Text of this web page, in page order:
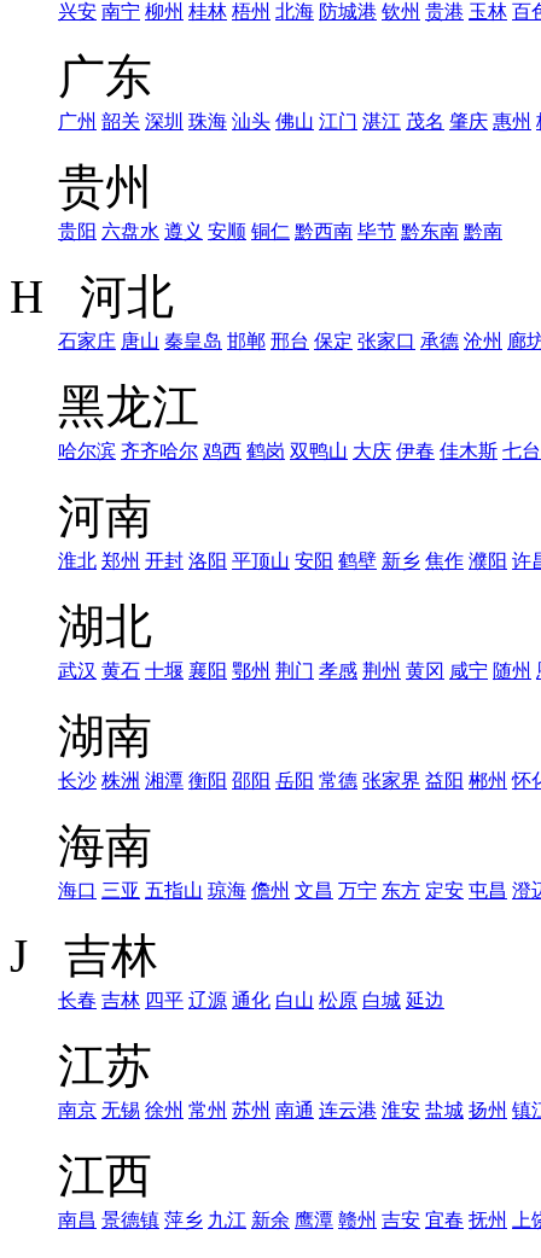
兴安 南宁 柳州 桂林 梧州 北海 防城港 钦州 贵港 玉林 百
广东
广州 韶关 深圳 珠海 汕头 佛山 江门 湛江 茂名 肇庆 惠州
贵州
贵阳 六盘水 遵义 安顺 铜仁 黔西南 毕节 黔东南 黔南
H 河北
石家庄 唐山 秦皇岛 邯郸 邢台 保定 张家口 承德 沧州 廊
黑龙江
哈尔滨 齐齐哈尔 鸡西 鹤岗 双鸭山 大庆 伊春 佳木斯 七
河南
淮北 郑州 开封 洛阳 平顶山 安阳 鹤壁 新乡 焦作 濮阳 许
湖北
武汉 黄石 十堰 襄阳 鄂州 荆门 孝感 荆州 黄冈 咸宁 随州
湖南
长沙 株洲 湘潭 衡阳 邵阳 岳阳 常德 张家界 益阳 郴州 怀
海南
海口 三亚 五指山 琼海 儋州 文昌 万宁 东方 定安 屯昌 澄
J 吉林
长春 吉林 四平 辽源 通化 白山 松原 白城 延边
江苏
南京 无锡 徐州 常州 苏州 南通 连云港 淮安 盐城 扬州 镇
江西
南昌 景德镇 萍乡 九江 新余 鹰潭 赣州 吉安 宜春 抚州 上